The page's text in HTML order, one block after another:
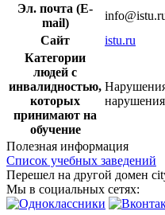
Эл. почта (E-
mail)
Сайт
istu.ru
Категории
людей с
инвалидностью,
которых
принимают на
обучение
нарушения
Полезная информация
Список учебных заведений
Перешел на другой домен
Мы в социальных сетях: